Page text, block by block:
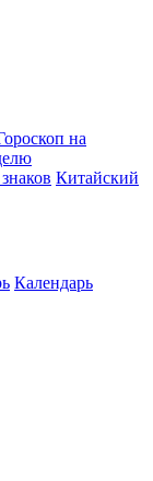
на
Китайский
Календарь